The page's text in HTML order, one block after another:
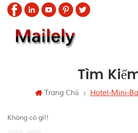
Tìm
Trang Chủ Hotel-Mini-
Không có gì!!